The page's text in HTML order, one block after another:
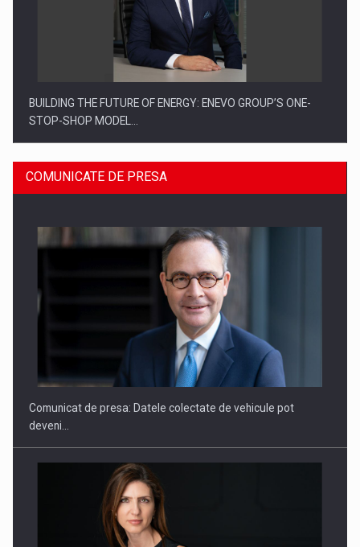
BUILDING THE FUTURE OF ENERGY: ENEVO GROUP’S ONE-
STOP-SHOP MODEL…
ROOTED IN ROMANIA, BUILT TO DELIVER TECHNOLOGY FOR
COMUNICATE DE PRESA
Comunicat de presa: Datele colectate de vehicule pot
deveni…